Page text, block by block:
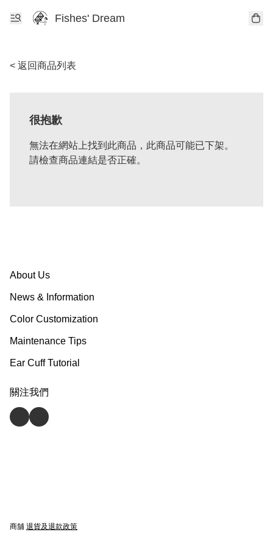
Fishes' Dream
< 返回商品列表
很抱歉
無法在網站上找到此商品，此商品可能已下架。
請檢查商品連結是否正確。
About Us
News & Information
Color Customization
Maintenance Tips
Ear Cuff Tutorial
關注我們
商舖 退貨及退款政策